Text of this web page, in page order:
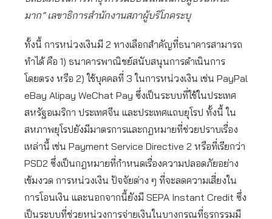
มาก” เลขาธิการสำนักงานสภาผู้บริโภคระบุ
ทั้งนี้ การหน่วงเงินมี 2 ทางเลือกสำคัญที่ธนาคารสามารถ
ทำได้ คือ 1) ธนาคารพาณิชย์สนับสนุนการดำเนินการ
โดยตรง หรือ 2) ใช้บุคคลที่ 3 ในการหน่วงเงิน เช่น PayPal
eBay Alipay WeChat Pay ซึ่งเป็นระบบที่ใช้ในประเทศ
สหรัฐอเมริกา ประเทศจีน และประเทศแถบยุโรป ทั้งนี้ ใน
สหภาพยุโรปยังมีมาตรการและกฎหมายที่ช่วยปราบเรื่อง
เหล่านี้ เช่น Payment Service Directive 2 หรือที่เรียกว่า
PSD2 ซึ่งเป็นกฎหมายที่กำหนดเรื่องความปลอดภัยอย่าง
เข้มงวด การหน่วงเงิน ปัจจัยต่าง ๆ ที่จะลดความเสี่ยงใน
การโอนเงิน และนอกจากนี้ยังมี SEPA Instant Credit ซึ่ง
เป็นระบบที่ช่วยหน่วงการจ่ายเงินในบางกรณที่ธุรกรรมมี